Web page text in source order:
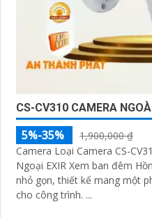
CS-CV310 CAMERA
5%-35%
1,900,000 ₫
Camera Loại Camera CS-
Ngoại EXIR Xem ban đêm
nhỏ gọn, thiết kế mang một
cho công trình. ...